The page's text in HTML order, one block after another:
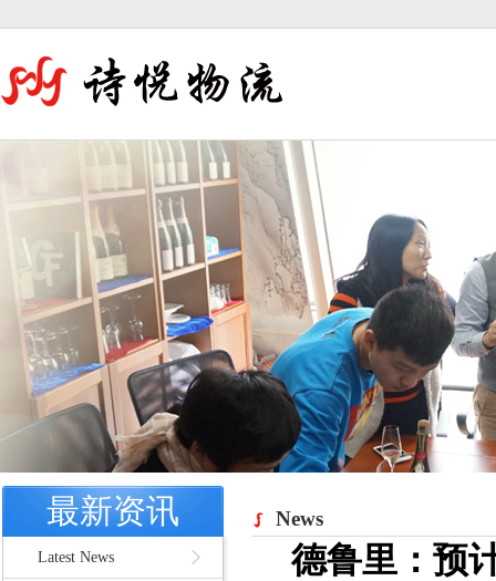
最新资讯
Latest News
News
德鲁里：预